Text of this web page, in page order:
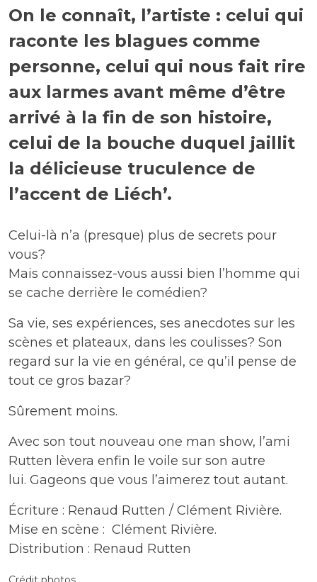
On le connaît, l’artiste : celui qui
raconte les blagues comme
personne, celui qui nous fait rire
aux larmes avant même d’être
arrivé à la fin de son histoire,
celui de la bouche duquel jaillit
la délicieuse truculence de
l’accent de Liéch’.
Celui-là n’a (presque) plus de secrets pour
vous?
Mais connaissez-vous aussi bien l’homme qui
se cache derrière le comédien?
Sa vie, ses expériences, ses anecdotes sur les
scènes et plateaux, dans les coulisses? Son
regard sur la vie en général, ce qu’il pense de
tout ce gros bazar?
Sûrement moins.
Avec son tout nouveau one man show, l’ami
Rutten lèvera enfin le voile sur son autre
lui. Gageons que vous l’aimerez tout autant.
Écriture : Renaud Rutten / Clément Rivière.
Mise en scène : Clément Rivière.
Distribution : Renaud Rutten